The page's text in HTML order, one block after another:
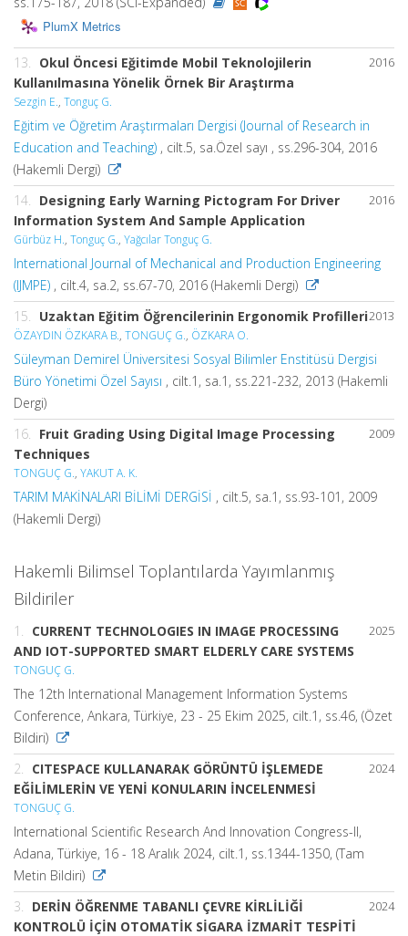
PlumX Metrics
2016
13.
Okul Öncesi Eğitimde Mobil Teknolojilerin
Kullanılmasına Yönelik Örnek Bir Araştırma
Sezgin E., Tonguç G.
Eğitim ve Öğretim Araştırmaları Dergisi (Journal of Research in
Education and Teaching) , cilt.5, sa.Özel sayı , ss.296-304, 2016
(Hakemli Dergi)
2016
14.
Designing Early Warning Pictogram For Driver
Information System And Sample Application
Gürbüz H., Tonguç G., Yağcılar Tonguç G.
International Journal of Mechanical and Production Engineering
(IJMPE) , cilt.4, sa.2, ss.67-70, 2016 (Hakemli Dergi)
2013
15. Uzaktan Eğitim Öğrencilerinin Ergonomik Profilleri
ÖZAYDIN ÖZKARA B., TONGUÇ G., ÖZKARA O.
Süleyman Demirel Üniversitesi Sosyal Bilimler Enstitüsü Dergisi
Büro Yönetimi Özel Sayısı , cilt.1, sa.1, ss.221-232, 2013 (Hakemli
Dergi)
2009
16.
Fruit Grading Using Digital Image Processing
Techniques
TONGUÇ G., YAKUT A. K.
TARIM MAKİNALARI BİLİMİ DERGİSİ , cilt.5, sa.1, ss.93-101, 2009
(Hakemli Dergi)
Hakemli Bilimsel Toplantılarda Yayımlanmış
Bildiriler
2025
1.
CURRENT TECHNOLOGIES IN IMAGE PROCESSING
AND IOT-SUPPORTED SMART ELDERLY CARE SYSTEMS
TONGUÇ G.
The 12th International Management Information Systems
Conference, Ankara, Türkiye, 23 - 25 Ekim 2025, cilt.1, ss.46, (Özet
Bildiri)
2024
2.
CITESPACE KULLANARAK GÖRÜNTÜ İŞLEMEDE
EĞİLİMLERİN VE YENİ KONULARIN İNCELENMESİ
TONGUÇ G.
International Scientific Research And Innovation Congress-II,
Adana, Türkiye, 16 - 18 Aralık 2024, cilt.1, ss.1344-1350, (Tam
Metin Bildiri)
2024
3.
DERİN ÖĞRENME TABANLI ÇEVRE KİRLİLİĞİ
KONTROLÜ İÇİN OTOMATİK SİGARA İZMARİT TESPİTİ